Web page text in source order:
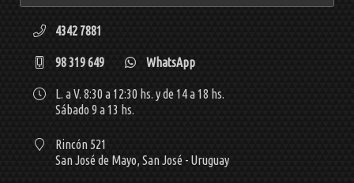
4342 7881
98 319 649 WhatsApp
L. a V. 8:30 a 12:30 hs. y de 14 a 18 hs.
Sábado 9 a 13 hs.
Rincón 521
San José de Mayo,San José - Uruguay